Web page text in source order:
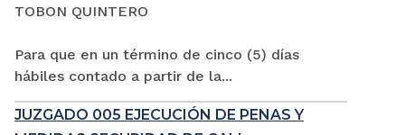
TOBON QUINTERO
Para que en un término de cinco (5) días
hábiles contado a partir de la...
JUZGADO 005 EJECUCIÓN DE PENAS Y